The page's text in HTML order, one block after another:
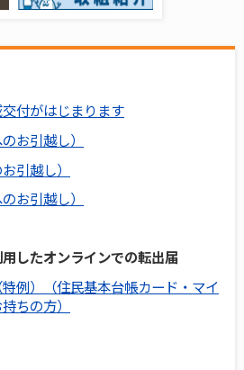
付がはじまります
お引越し）
引越し）
お引越し）
したオンラインでの転出届
例）（住民基本台帳カード・マイ
ちの方）